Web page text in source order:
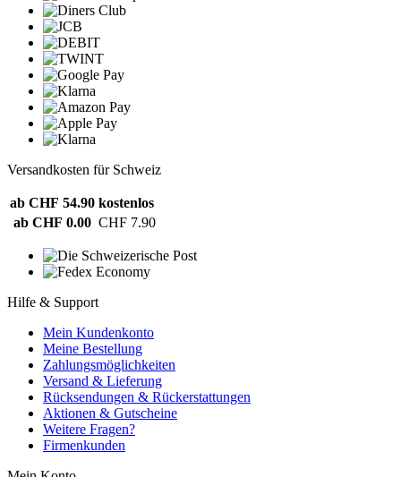
Versandkosten für Schweiz
ab CHF 54.90 kostenlos
ab CHF 0.00 CHF 7.90
Hilfe & Support
Mein Kundenkonto
Meine Bestellung
Zahlungsmöglichkeiten
Versand & Lieferung
Rücksendungen & Rückerstattungen
Aktionen & Gutscheine
Weitere Fragen?
Firmenkunden